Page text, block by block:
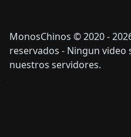
MonosChinos © 2020 -
reservados - Ningun video
nuestros servidores.